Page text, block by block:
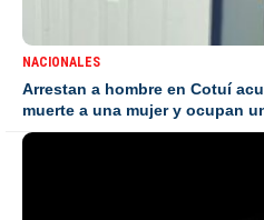
NACIONALES
Arrestan a hombre en Cotuí
muerte a una mujer y ocupan